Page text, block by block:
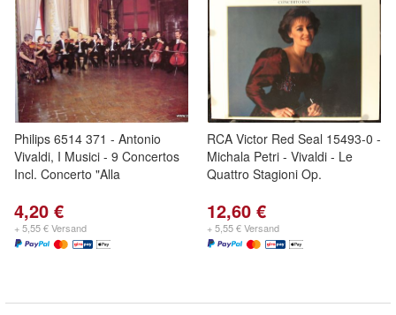
Philips 6514 371 - Antonio
Vivaldi, I Musici - 9 Concertos
Incl. Concerto "Alla
4,20 €
+ 5,55 € Versand
RCA Victor Red Seal 15493-0 -
Michala Petri - Vivaldi - Le
Quattro Stagioni Op.
12,60 €
+ 5,55 € Versand